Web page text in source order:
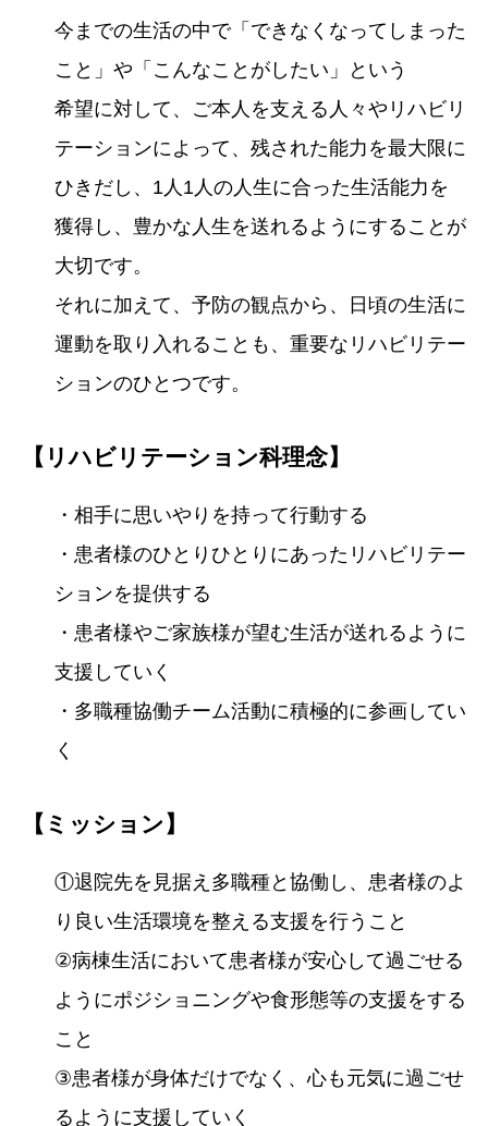
今までの生活の中で「できなくなってしまった
こと」や「こんなことがしたい」という
希望に対して、ご本人を支える人々やリハビリ
テーションによって、残された能力を最大限に
ひきだし、1人1人の人生に合った生活能力を
獲得し、豊かな人生を送れるようにすることが
大切です。
それに加えて、予防の観点から、日頃の生活に
運動を取り入れることも、重要なリハビリテー
ションのひとつです。
【リハビリテーション科理念】
・相手に思いやりを持って行動する
・患者様のひとりひとりにあったリハビリテー
ションを提供する
・患者様やご家族様が望む生活が送れるように
支援していく
・多職種協働チーム活動に積極的に参画してい
く
【ミッション】
①退院先を見据え多職種と協働し、患者様のよ
り良い生活環境を整える支援を行うこと
②病棟生活において患者様が安心して過ごせる
ようにポジショニングや食形態等の支援をする
こと
③患者様が身体だけでなく、心も元気に過ごせ
るように支援していく